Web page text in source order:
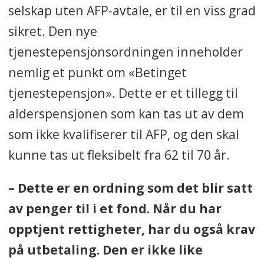
selskap uten AFP-avtale, er til en viss grad
sikret. Den nye
tjenestepensjonsordningen inneholder
nemlig et punkt om «Betinget
tjenestepensjon». Dette er et tillegg til
alderspensjonen som kan tas ut av dem
som ikke kvalifiserer til AFP, og den skal
kunne tas ut fleksibelt fra 62 til 70 år.
– Dette er en ordning som det blir satt
av penger til i et fond. Når du har
opptjent rettigheter, har du også krav
på utbetaling. Den er ikke like